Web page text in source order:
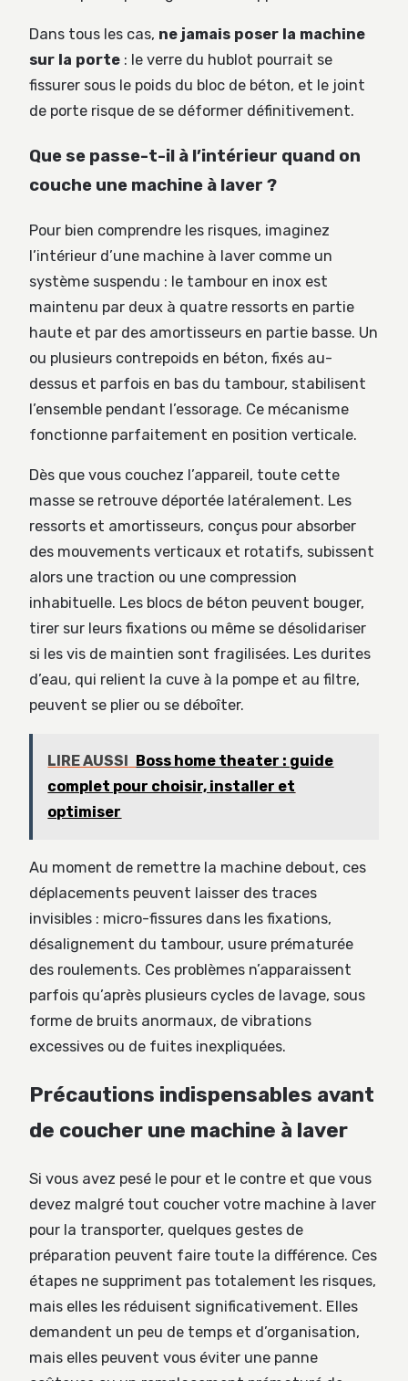
Dans tous les cas, ne jamais poser la machine
sur la porte : le verre du hublot pourrait se
fissurer sous le poids du bloc de béton, et le joint
de porte risque de se déformer définitivement.
Que se passe-t-il à l’intérieur quand on
couche une machine à laver ?
Pour bien comprendre les risques, imaginez
l’intérieur d’une machine à laver comme un
système suspendu : le tambour en inox est
maintenu par deux à quatre ressorts en partie
haute et par des amortisseurs en partie basse. Un
ou plusieurs contrepoids en béton, fixés au-
dessus et parfois en bas du tambour, stabilisent
l’ensemble pendant l’essorage. Ce mécanisme
fonctionne parfaitement en position verticale.
Dès que vous couchez l’appareil, toute cette
masse se retrouve déportée latéralement. Les
ressorts et amortisseurs, conçus pour absorber
des mouvements verticaux et rotatifs, subissent
alors une traction ou une compression
inhabituelle. Les blocs de béton peuvent bouger,
tirer sur leurs fixations ou même se désolidariser
si les vis de maintien sont fragilisées. Les durites
d’eau, qui relient la cuve à la pompe et au filtre,
peuvent se plier ou se déboîter.
LIRE AUSSI Boss home theater : guide
complet pour choisir, installer et
optimiser
Au moment de remettre la machine debout, ces
déplacements peuvent laisser des traces
invisibles : micro-fissures dans les fixations,
désalignement du tambour, usure prématurée
des roulements. Ces problèmes n’apparaissent
parfois qu’après plusieurs cycles de lavage, sous
forme de bruits anormaux, de vibrations
excessives ou de fuites inexpliquées.
Précautions indispensables avant
de coucher une machine à laver
Si vous avez pesé le pour et le contre et que vous
devez malgré tout coucher votre machine à laver
pour la transporter, quelques gestes de
préparation peuvent faire toute la différence. Ces
étapes ne suppriment pas totalement les risques,
mais elles les réduisent significativement. Elles
demandent un peu de temps et d’organisation,
mais elles peuvent vous éviter une panne